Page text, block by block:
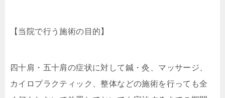
【当院で行う施術の目的】
四十肩・五十肩の症状に対して鍼・灸、マッサージ、
カイロプラクティック、整体などの施術を行っても全